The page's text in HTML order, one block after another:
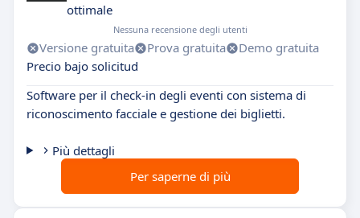
ottimale
Nessuna recensione degli utenti
Versione gratuita Prova gratuita
Demo gratuita
Precio bajo solicitud
Software per il check-in degli eventi con sistema di
riconoscimento facciale e gestione dei biglietti.
Più dettagli
Per saperne di più